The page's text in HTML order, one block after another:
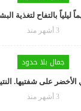
ليلياً بالتفاح لتغذية
3 أشهر منذ
جمال بلا حدود
على شفتيها.
3 أشهر منذ